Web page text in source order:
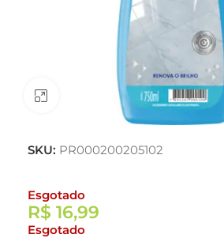
Clique para ampliar
SKU: PR000200205102
Esgotado
R$ 16,99
Esgotado